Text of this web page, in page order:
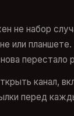
не набор
или планшете.
перестало
канал,
перед